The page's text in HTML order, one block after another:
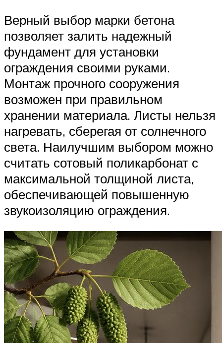
Верный выбор марки бетона
позволяет залить надежный
фундамент для установки
ограждения своими руками.
Монтаж прочного сооружения
возможен при правильном
хранении материала. Листы нельзя
нагревать, сберегая от солнечного
света. Наилучшим выбором можно
считать сотовый поликарбонат с
максимальной толщиной листа,
обеспечивающей повышенную
звукоизоляцию ограждения.